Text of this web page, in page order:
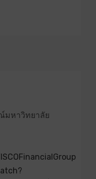
มหาวิทยาลัย